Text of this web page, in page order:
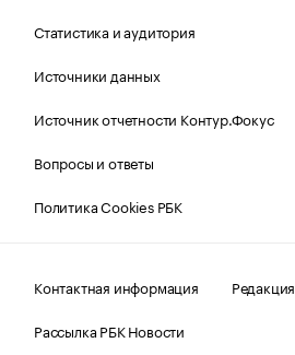
Статистика и аудитория
Источники данных
Источник отчетности Контур.Фокус
Вопросы и ответы
Политика Cookies РБК
Контактная информация
Редакция
Рассылка РБК Новости